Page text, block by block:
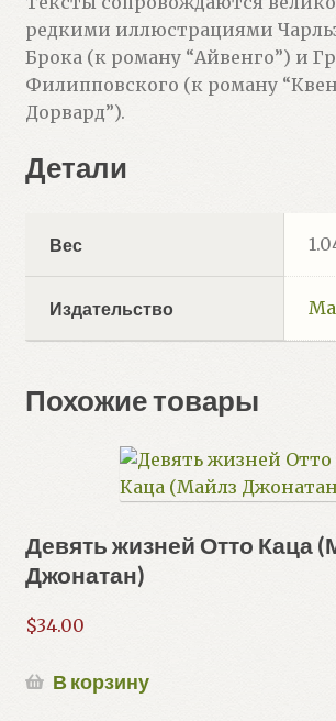
редкими иллюстрациями
Брока (к роману “Айвенго”) и
Филипповского (к роману
Дорвард”).
Детали
Вес
Издательство
Похожие товары
Девять жизней Отто Каца
Джонатан)
$34.00
В корзину